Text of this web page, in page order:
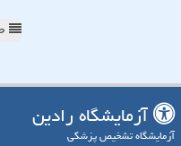
آزمایشگاه رادین
آزمایشگاه تشخیص پزشکی